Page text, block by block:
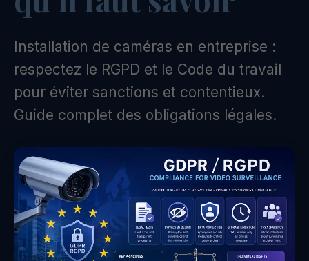
Installation de caméras en entreprise :
respectez le RGPD et le Code du travail
pour éviter sanctions et contentieux.
Guide complet des obligations légales.